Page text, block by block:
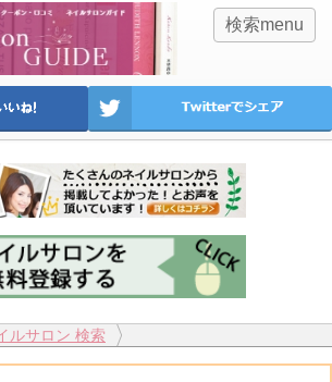
検索menu
ルサロン 検索